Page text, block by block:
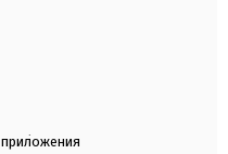
приложения